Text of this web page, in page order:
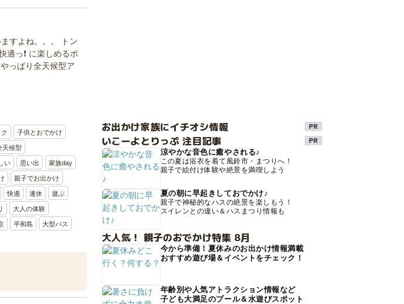
すよね。。。 トン
適っ❗ に楽しめるポ
っぱり全天候型ア
子供とおでかけ
天候型
い 思い出 家族day
親子でお出かけ
快適 連休 遊ぶ
大人の体験
平和島 大型バス
お出かけ家族にイチオシ情報
いこーよとりっぷ 注目記事
涼やかな音色に癒やされる♪
この夏は浴衣を着て風鈴市・まつりへ！
親子で絵付け体験や絶景を満喫しよう
夏の朝に早起きしておでかけ♪
親子で神秘的なハスの絶景を楽しもう！
スイレンとの違い＆ハスまつり情報も
大人気！ 親子のおでかけ特集 8月
今から準備！夏休みのお出かけ情報満載
おすすめ遊び場＆イベントをチェック！
年齢別や人気アトラクション情報など
子ども大満足のプール＆水遊びスポット